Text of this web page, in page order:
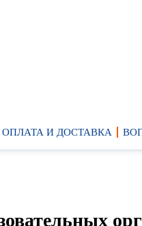
ОПЛАТА И ДОСТАВКА